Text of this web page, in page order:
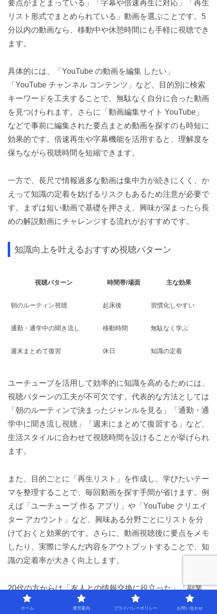
要点がまとまっている」「字幕や倍速再生に対応」「再生
リスト形式でまとめられている」動画を選ぶことです。5
分以内の動画なら、移動中や休憩時間にも手軽に視聴でき
ます。
具体的には、「YouTube の動画を編集 したい」
「YouTube チャンネル コンテンツ」など、目的別に検索
キーワードを工夫することで、無駄なく自分に合った動画
を見つけられます。さらに「動画編集サイト YouTube」
などで事前に編集された要点まとめ動画を探すのも時短に
効果的です。倍速再生や字幕機能を活用すると、理解度を
保ちながら視聴時間を短縮できます。
一方で、長尺で情報過多な動画は集中力が続きにくく、か
えって知識の定着を妨げるリスクもあるため注意が必要で
す。まずは短い動画で基礎を押さえ、興味が深まったら長
めの解説動画にチャレンジする流れがおすすめです。
知識向上を叶えるおすすめ視聴パターン
視聴パターン 時間帯/場面 主な効果
朝のルーティン視聴 起床後 習慣化しやすい
通勤・通学中の聞き流し 移動時間 無駄なく学ぶ
週末まとめて復習 休日 知識の定着
ユーチューブを活用して効率的に知識を高めるためには、
視聴パターンの工夫が不可欠です。代表的な方法としては
「朝のルーティンで決まったジャンルを見る」「通勤・通
学中に聞き流し視聴」「週末にまとめて復習する」など、
生活スタイルに合わせて視聴時間を設けることが挙げられ
ます。
また、目的ごとに「再生リスト」を作成し、学びたいテー
マを整理することで、毎回動画を探す手間が省けます。例
えば「ユーチューブ 作る アプリ」や「YouTube クリエイ
ター アカウント」など、興味ある分野ごとにリストを分
けておくと効果的です。さらに、動画視聴後に要点をメモ
したり、実際に学んだ内容をアウトプットすることで、知
識の定着率が大きく向上します。
20代の方からは「友人との情報交換に役立った」「副業
や趣味探しのヒントになった」といった声も多く、日々の
ホーム 運営案内 プライバシーポリシー お問い合わせ